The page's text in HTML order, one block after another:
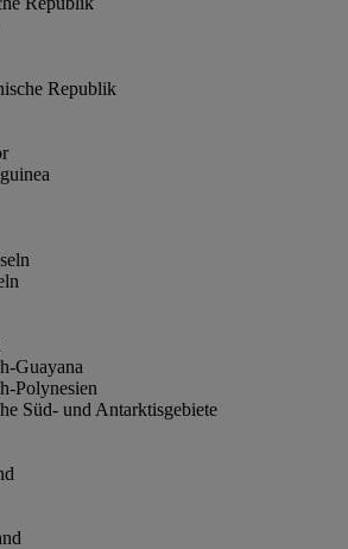
Republik
Guayana
Polynesien
Süd- und Antarktisgebiete